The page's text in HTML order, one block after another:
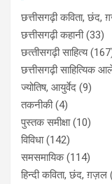
छत्तीसगढ़ी कविता, छंद,
छत्तीसगढ़ी कहानी(33)
छत्‍तीसगढ़ी साहित्‍य
छत्तीसगढ़ी साहित्यिक
ज्योतिष, आयुर्वेद (9)
तकनीकी(4)
पुस्‍तक समीक्षा(10)
विविधा(142)
समसमायिक(114)
हिन्दी कविता, छंद, ग़ज़ल